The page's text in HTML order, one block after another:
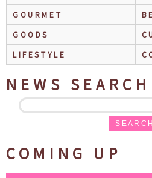
GOURMET
GOODS
LIFESTYLE
NEWS SEARCH
SEARCH
COMING UP